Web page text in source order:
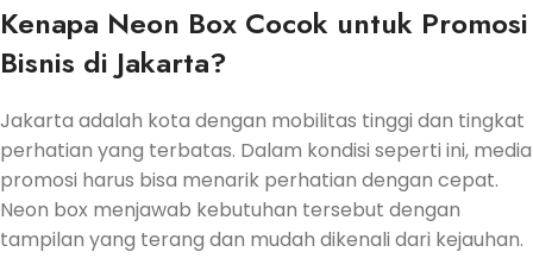
Kenapa Neon Box Cocok untuk Promosi
Bisnis di Jakarta?
Jakarta adalah kota dengan mobilitas tinggi dan tingkat
perhatian yang terbatas. Dalam kondisi seperti ini, media
promosi harus bisa menarik perhatian dengan cepat.
Neon box menjawab kebutuhan tersebut dengan
tampilan yang terang dan mudah dikenali dari kejauhan.